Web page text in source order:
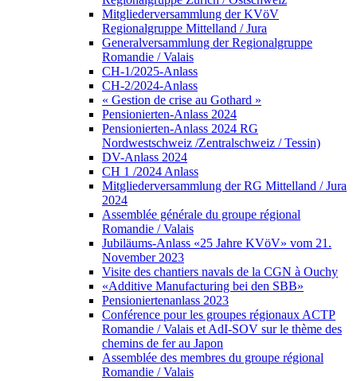
Mitgliederversammlung der KVöV
Regionalgruppe Mittelland / Jura
Generalversammlung der Regionalgruppe
Romandie / Valais
CH-1/2025-Anlass
CH-2/2024-Anlass
« Gestion de crise au Gothard »
Pensionierten-Anlass 2024
Pensionierten-Anlass 2024 RG
Nordwestschweiz /Zentralschweiz / Tessin)
DV-Anlass 2024
CH 1 /2024 Anlass
Mitgliederversammlung der RG Mittelland / Jura
2024
Assemblée générale du groupe régional
Romandie / Valais
Jubiläums-Anlass «25 Jahre KVöV» vom 21.
November 2023
Visite des chantiers navals de la CGN à Ouchy
«Additive Manufacturing bei den SBB»
Pensioniertenanlass 2023
Conférence pour les groupes régionaux ACTP
Romandie / Valais et AdI-SOV sur le thème des
chemins de fer au Japon
Assemblée des membres du groupe régional
Romandie / Valais